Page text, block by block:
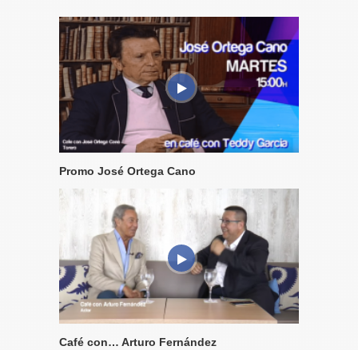
Promo José Ortega Cano
Café con… Arturo Fernández